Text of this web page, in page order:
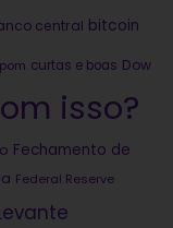
central bitcoin
curtas e boas Dow
isso?
Fechamento de
Federal Reserve